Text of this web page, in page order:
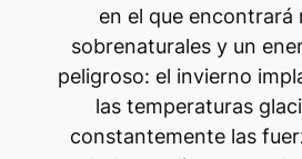
en el que encontrará
sobrenaturales y un
peligroso: el invierno
las temperaturas
constantemente las